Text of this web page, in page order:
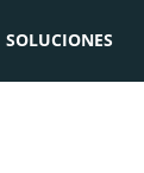
SOLUCIONES